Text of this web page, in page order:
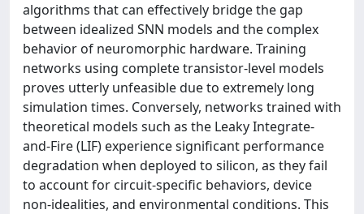
algorithms that can effectively bridge the gap
between idealized SNN models and the complex
behavior of neuromorphic hardware. Training
networks using complete transistor-level models
proves utterly unfeasible due to extremely long
simulation times. Conversely, networks trained with
theoretical models such as the Leaky Integrate-
and-Fire (LIF) experience significant performance
degradation when deployed to silicon, as they fail
to account for circuit-specific behaviors, device
non-idealities, and environmental conditions. This